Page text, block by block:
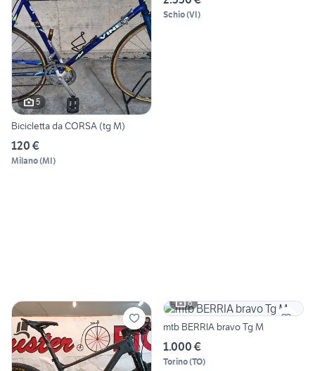
5
Bicicletta da CORSA (tg M)
120 €
Milano(MI)
Schio(VI)
6
mtb BERRIA bravo Tg M
1.000 €
Torino(TO)